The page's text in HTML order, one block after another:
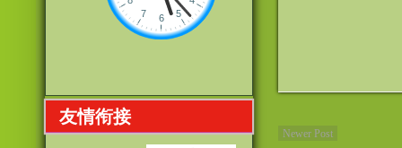
Newer Post
友情衔接